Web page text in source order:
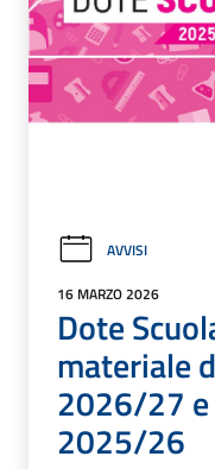
AVVISI
16 MARZO 2026
Dote
materiale
2026/27
2025/26